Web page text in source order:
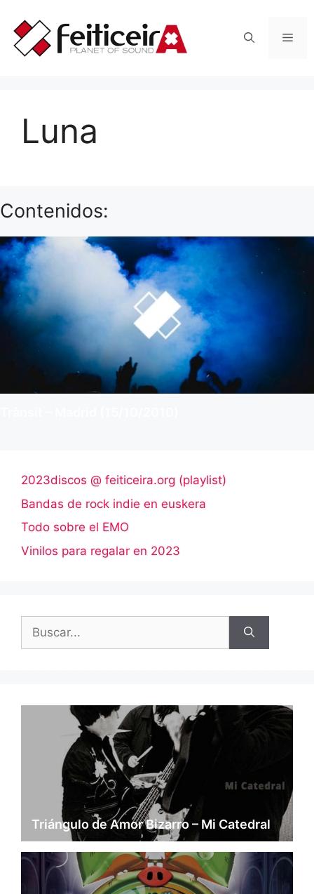
contenido
Luna
Contenidos:
2023discos @ feiticeira.org (playlist)
Bandas de rock indie en euskera
Todo sobre el EMO
Vinilos para regalar en 2023
Triángulo de Amor Bizarro – Mi Catedral